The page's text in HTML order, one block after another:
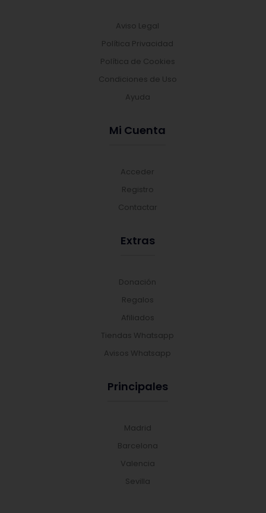
Aviso Legal
Política Privacidad
Política de Cookies
Condiciones de Uso
Ayuda
Mi Cuenta
Acceder
Registro
Contactar
Extras
Donación
Regalos
Afiliados
Tiendas Whatsapp
Avisos Whatsapp
Principales
Madrid
Barcelona
Valencia
Sevilla